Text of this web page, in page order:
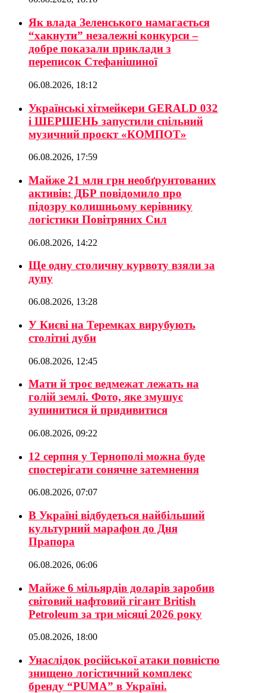
Як влада Зеленського намагається
“хакнути” незалежні конкурси –
добре показали приклади з
переписок Стефанішиної
06.08.2026, 18:12
Українські хітмейкери GERALD 032
і ШЕРШЕНЬ запустили спільний
музичний проєкт «КОМПОТ»
06.08.2026, 17:59
Майже 21 млн грн необґрунтованих
активів: ДБР повідомило про
підозру колишньому керівнику
логістики Повітряних Сил
06.08.2026, 14:22
Ще одну столичну курвоту взяли за
дупу
06.08.2026, 13:28
У Києві на Теремках вирубують
столітні дуби
06.08.2026, 12:45
Мати й троє ведмежат лежать на
голій землі. Фото, яке змушує
зупинитися й придивитися
06.08.2026, 09:22
12 серпня у Тернополі можна буде
спостерігати сонячне затемнення
06.08.2026, 07:07
В Україні відбудеться найбільший
культурний марафон до Дня
Прапора
06.08.2026, 06:06
Майже 6 мільярдів доларів заробив
світовий нафтовий гігант British
Petroleum за три місяці 2026 року
05.08.2026, 18:00
Унаслідок російської атаки повністю
знищено логістичний комплекс
бренду “PUMA” в Україні.